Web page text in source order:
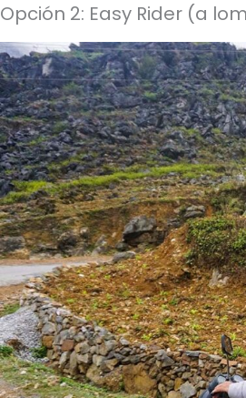
Opción 2: Easy Rider (a